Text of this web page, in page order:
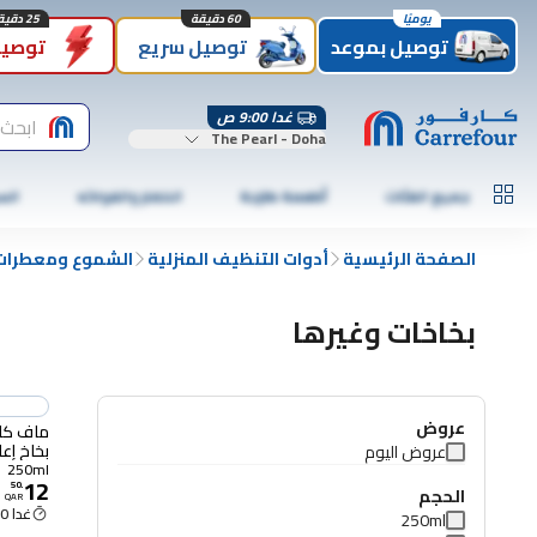
توصيل بموعد
يوميًا
توصيل سريع
60 دقيقة 25 دقيقة
غدا 9:00 ص
The Pearl - Doha
جميع الفئات أطعمة طازجة الخضار والفواكه
الصفحة الرئيسية أدوات التنظيف المنزلية الشموع
بخاخات وغيرها
عروض
عروض اليوم
الحجم
250ml
ماف
بخاخ
250ml
12
.
50
QAR
غدا 9:00 ص